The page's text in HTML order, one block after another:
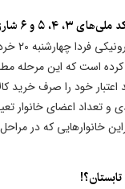
و ۶ شارژ می‌شود
کرده است که این
خود را صرف خرید
و تعداد اعضای خانوار
خانوارهایی که در